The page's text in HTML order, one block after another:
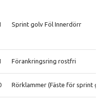
Sprint golv Föl Innerdörr
Förankringsring rostfri
Rörklammer (Fäste för sprint